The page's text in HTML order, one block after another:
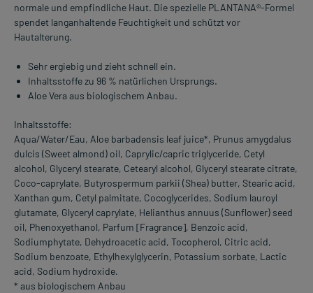
normale und empfindliche Haut. Die spezielle PLANTANA®-Formel
spendet langanhaltende Feuchtigkeit und schützt vor
Hautalterung.
Sehr ergiebig und zieht schnell ein.
Inhaltsstoffe zu 96 % natürlichen Ursprungs.
Aloe Vera aus biologischem Anbau.
Inhaltsstoffe:
Aqua/Water/Eau, Aloe barbadensis leaf juice*, Prunus amygdalus
dulcis (Sweet almond) oil, Caprylic/capric triglyceride, Cetyl
alcohol, Glyceryl stearate, Cetearyl alcohol, Glyceryl stearate citrate,
Coco-caprylate, Butyrospermum parkii (Shea) butter, Stearic acid,
Xanthan gum, Cetyl palmitate, Cocoglycerides, Sodium lauroyl
glutamate, Glyceryl caprylate, Helianthus annuus (Sunflower) seed
oil, Phenoxyethanol, Parfum [Fragrance], Benzoic acid,
Sodiumphytate, Dehydroacetic acid, Tocopherol, Citric acid,
Sodium benzoate, Ethylhexylglycerin, Potassium sorbate, Lactic
acid, Sodium hydroxide.
* aus biologischem Anbau